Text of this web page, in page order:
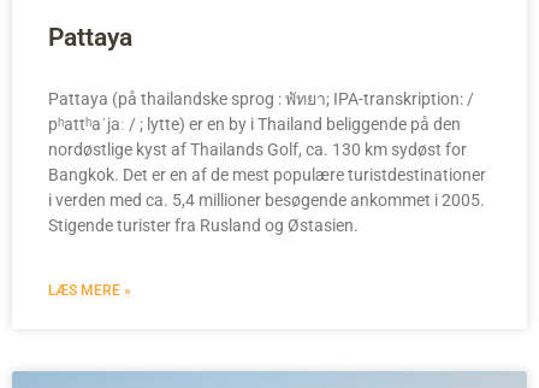
Pattaya
Pattaya (på thailandske sprog : พัทยา; IPA-transkription: /
pʰattʰaˈjaː / ; lytte) er en by i Thailand beliggende på den
nordøstlige kyst af Thailands Golf, ca. 130 km sydøst for
Bangkok. Det er en af de mest populære turistdestinationer
i verden med ca. 5,4 millioner besøgende ankommet i 2005.
Stigende turister fra Rusland og Østasien.
LÆS MERE »